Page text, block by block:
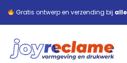
Gratis ontwerp en verzending bij